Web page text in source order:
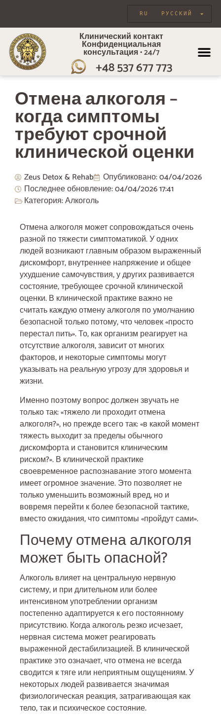
РУССКИЙ
RU
Клинический контакт
Конфиденциальная
консультация • 24/7
+48 537 677 773
Отмена алкоголя –
когда симптомы
требуют срочной
клинической оценки
Zeus Detox & Rehab Опубликовано:04/04/2026
Последнее обновление: 04/04/202617:41
Категория:Алкоголь
Отмена алкоголя может сопровождаться очень
разной по тяжести симптоматикой. У одних
людей возникают главным образом выраженный
дискомфорт, внутреннее напряжение и общее
ухудшение самочувствия, у других развивается
состояние, требующее срочной клинической
оценки. В клинической практике важно не
считать каждую отмену алкоголя по умолчанию
безопасной только потому, что человек «просто
перестал пить». То, как организм реагирует на
отсутствие алкоголя, зависит от многих
факторов, и некоторые симптомы могут
указывать на реальную угрозу для здоровья и
жизни.
Именно поэтому вопрос должен звучать не
только так: «тяжело ли проходит отмена
алкоголя?», но прежде всего так: «в какой момент
тяжесть выходит за пределы обычного
дискомфорта и становится клиническим
риском?». В клинической практике
своевременное распознавание этого момента
имеет огромное значение. Это позволяет не
только уменьшить возможный вред, но и
вовремя перейти к более безопасной тактике,
вместо ожидания, что симптомы «пройдут сами».
Почему отмена алкоголя
может быть опасной?
Алкоголь влияет на центральную нервную
систему, и при длительном или более
интенсивном употреблении организм
постепенно адаптируется к его постоянному
присутствию. Когда алкоголь резко исчезает,
нервная система может реагировать
выраженной дестабилизацией. В клинической
практике это означает, что отмена не всегда
сводится к тяге или неприятным ощущениям. У
некоторых людей развивается значимая
физиологическая реакция, затрагивающая как
тело, так и психическое состояние.